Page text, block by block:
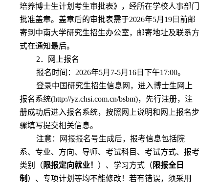
培养博士生计划考生审批表》，经所在学校人事部门
批准盖章。盖章后的审批表需于2026年5月 19 日前邮
寄到中南大学研究生招生办公室，邮寄地址及联系方
式在通知最后。
2．网上报名
报名时间： 2026年5月 7-5月 16 日下午17:00。
登录中国研究生招生信息网，进入博士生网上
报名系统(http://yz.chsi.com.cn/bsbm)，先行注册，注
册成功后进入报名系统，按照网上说明和网上报名步
骤填写提交相关信息。
注意：网报报名号生成后，报考信息包括院
系、专业、方向、导师、考试科目、考试方式、报考
类别（ 限报定向就业！ ）、学习方式（ 限报全日
制 ）、专项计划等均不能修改！若有错误，须采用